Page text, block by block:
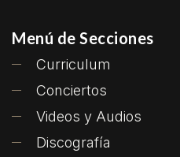
Menú de Secciones
Curriculum
Conciertos
Videos y Audios
Discografía